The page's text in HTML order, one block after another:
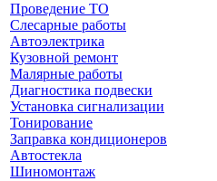
Проведение ТО
Слесарные работы
Автоэлектрика
Кузовной ремонт
Малярные работы
Диагностика подвески
Установка сигнализации
Тонирование
Заправка кондиционеров
Автостекла
Шиномонтаж